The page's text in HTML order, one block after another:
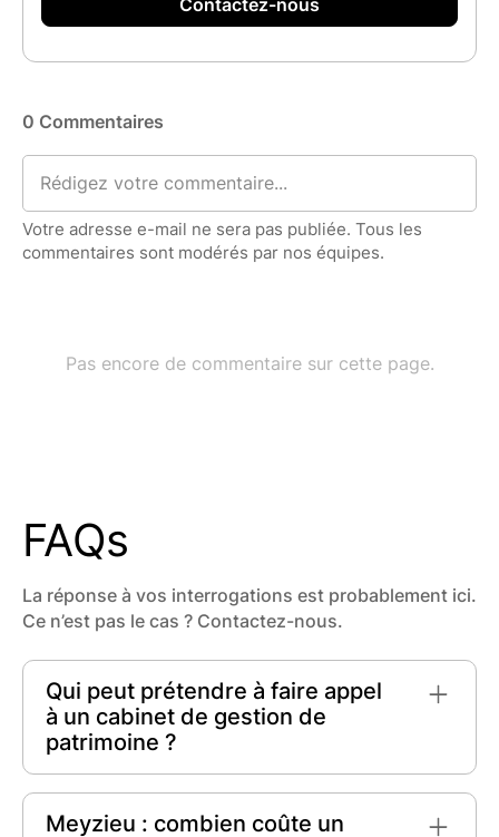
FAQs
La réponse à vos interrogations est probablement ici.
Ce n’est pas le cas ? Contactez-nous.
Qui peut prétendre à faire appel
à un cabinet de gestion de
patrimoine ?
cabinet de gestion de patrimoine, que ce soit
Meyzieu : combien coûte un